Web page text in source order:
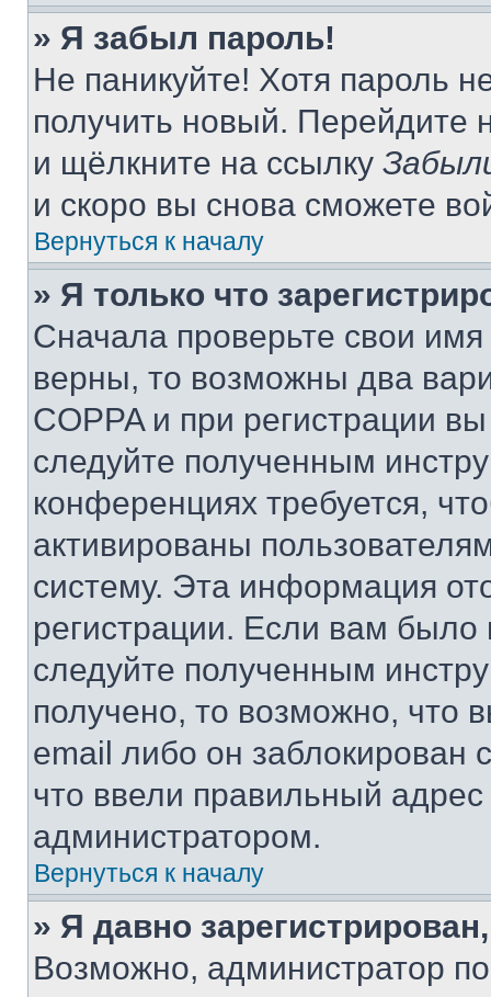
» Я забыл пароль!
Не паникуйте! Хотя пароль
получить новый. Перейдите
и щёлкните на ссылку
и скоро вы снова сможете
Вернуться к началу
» Я только что
Сначала проверьте свои
верны, то возможны два
COPPA и при регистрации
следуйте полученным
конференциях требуется,
активированы
систему. Эта информация
регистрации. Если вам
следуйте полученным
получено, то возможно, что
email либо он
что ввели правильный адрес
администратором.
Вернуться к началу
» Я давно
Возможно, администратор